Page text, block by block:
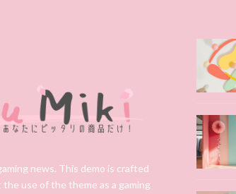
news. This demo is crafted
use of the theme as a gaming